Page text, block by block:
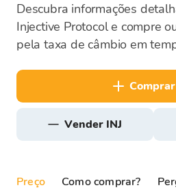
Descubra informações
Injective Protocol e compre
pela taxa de câmbio em
vender INJ
Preço Como comprar?